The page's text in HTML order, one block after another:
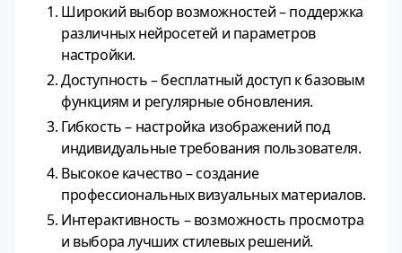
Широкий выбор возможностей – поддержка
различных нейросетей и параметров
настройки.
Доступность – бесплатный доступ к базовым
функциям и регулярные обновления.
Гибкость – настройка изображений под
индивидуальные требования пользователя.
Высокое качество – создание
профессиональных визуальных материалов.
Интерактивность – возможность просмотра
и выбора лучших стилевых решений.